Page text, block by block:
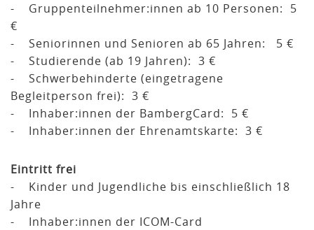
- Gruppenteilnehmer:innen ab 10 Personen: 5
€
- Seniorinnen und Senioren ab 65 Jahren: 5 €
- Studierende (ab 19 Jahren): 3 €
- Schwerbehinderte (eingetragene
Begleitperson frei): 3 €
- Inhaber:innen der BambergCard: 5 €
- Inhaber:innen der Ehrenamtskarte: 3 €
Eintritt frei
- Kinder und Jugendliche bis einschließlich 18
Jahre
- Inhaber:innen der ICOM-Card